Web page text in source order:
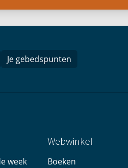
Je gebedspunten
week
Webwinkel
Boeken